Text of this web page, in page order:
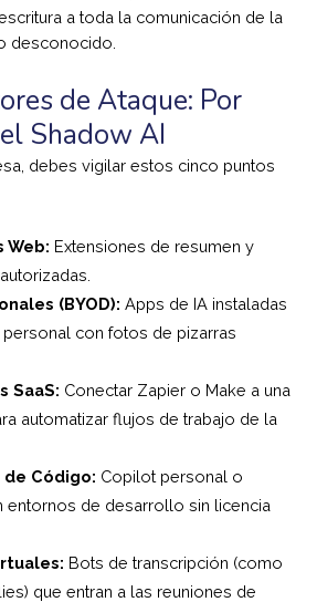
a toda la comunicación de la
desconocido.
de Ataque: Por
Shadow AI
debes vigilar estos cinco puntos
Web: Extensiones de resumen y
(BYOD): Apps de IA instaladas
con fotos de pizarras
SaaS: Conectar Zapier o Make a una
automatizar flujos de trabajo de la
Código: Copilot personal o
entornos de desarrollo sin licencia
Bots de transcripción (como
que entran a las reuniones de